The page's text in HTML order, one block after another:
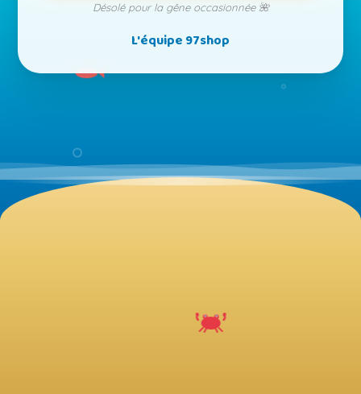
Désolé pour la gêne occasionnée 🌺
L'équipe 97shop